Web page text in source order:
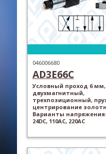
046006680
AD3E66C
Условный проход 6 мм,
двухмагнитный,
трехпозиционный,
центрирование
Варианты напряжения:
24DC, 110AC, 220AC